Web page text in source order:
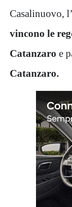
Casalinuovo,
vincono le
Catanzaro e
Catanzaro.